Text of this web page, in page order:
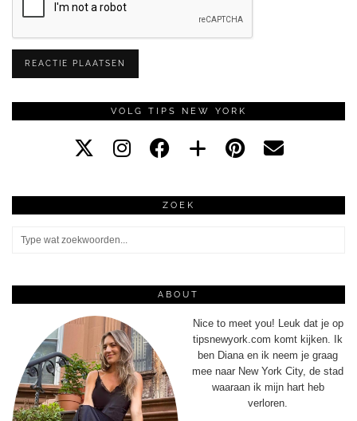
VOLG TIPS NEW YORK
ZOEK
ABOUT
Nice to meet you! Leuk dat je op
tipsnewyork.com komt kijken. Ik
ben Diana en ik neem je graag
mee naar New York City, de stad
waaraan ik mijn hart heb
verloren.